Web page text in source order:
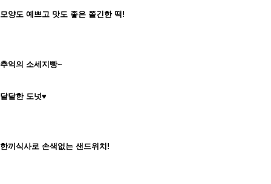
모양도 예쁘고 맛도 좋은 쫄긴한 떡!
추억의 소세지빵~
달달한 도넛♥
한끼식사로 손색없는 샌드위치!